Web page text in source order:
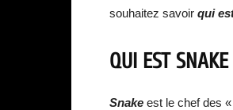
souhaitez savoir qui
QUI EST
Snake est le chef des